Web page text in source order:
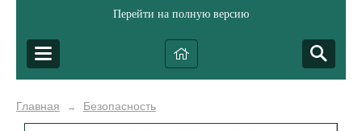
Перейти на полную версию
Главная → Безопасность